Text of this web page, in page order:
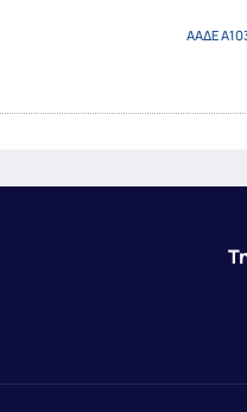
ΑΑΔΕ